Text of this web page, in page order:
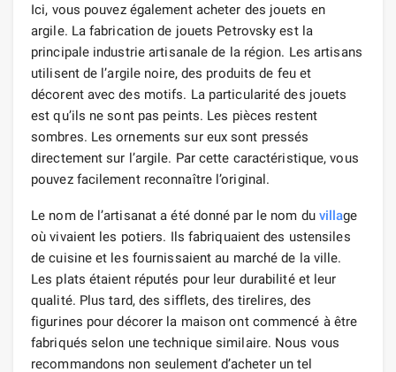
Ici, vous pouvez également acheter des jouets en
argile. La fabrication de jouets Petrovsky est la
principale industrie artisanale de la région. Les artisans
utilisent de l’argile noire, des produits de feu et
décorent avec des motifs. La particularité des jouets
est qu’ils ne sont pas peints. Les pièces restent
sombres. Les ornements sur eux sont pressés
directement sur l’argile. Par cette caractéristique, vous
pouvez facilement reconnaître l’original.
Le nom de l’artisanat a été donné par le nom du village
où vivaient les potiers. Ils fabriquaient des ustensiles
de cuisine et les fournissaient au marché de la ville.
Les plats étaient réputés pour leur durabilité et leur
qualité. Plus tard, des sifflets, des tirelires, des
figurines pour décorer la maison ont commencé à être
fabriqués selon une technique similaire. Nous vous
recommandons non seulement d’acheter un tel